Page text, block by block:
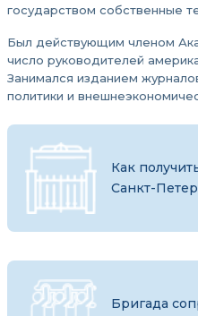
государством собственные
Был действующим членом
число руководителей
Занимался изданием
политики и
Как
Санкт-
Бригада